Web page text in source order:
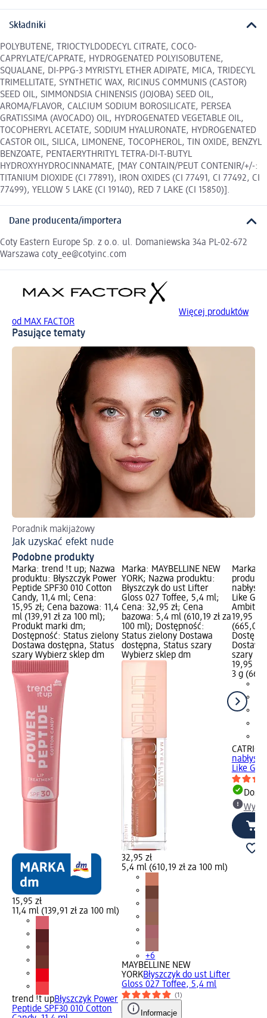
Składniki
POLYBUTENE, TRIOCTYLDODECYL CITRATE, COCO-
CAPRYLATE/CAPRATE, HYDROGENATED POLYISOBUTENE,
SQUALANE, DI-PPG-3 MYRISTYL ETHER ADIPATE, MICA, TRIDECYL
TRIMELLITATE, SYNTHETIC WAX, RICINUS COMMUNIS (CASTOR)
SEED OIL, SIMMONDSIA CHINENSIS (JOJOBA) SEED OIL,
AROMA/FLAVOR, CALCIUM SODIUM BOROSILICATE, PERSEA
GRATISSIMA (AVOCADO) OIL, HYDROGENATED VEGETABLE OIL,
TOCOPHERYL ACETATE, SODIUM HYALURONATE, HYDROGENATED
CASTOR OIL, SILICA, LIMONENE, TOCOPHEROL, TIN OXIDE, BENZYL
BENZOATE, PENTAERYTHRITYL TETRA-DI-T-BUTYL
HYDROXYHYDROCINNAMATE, [MAY CONTAIN/PEUT CONTENIR/+/-:
TITANIUM DIOXIDE (CI 77891), IRON OXIDES (CI 77491, CI 77492, CI
77499), YELLOW 5 LAKE (CI 19140), RED 7 LAKE (CI 15850)].
Dane producenta/importera
Coty Eastern Europe Sp. z o.o. ul. Domaniewska 34a PL-02-672
Warszawa coty_ee@cotyinc.com
Więcej produktów
od MAX FACTOR
Pasujące tematy
Poradnik makijażowy
Jak uzyskać efekt nude
Podobne produkty
Marka: trend !t up; Nazwa
produktu: Błyszczyk Power
Peptide SPF30 010 Cotton
Candy, 11,4 ml; Cena:
15,95 zł; Cena bazowa: 11,4
ml (139,91 zł za 100 ml);
Produkt marki dm;
Dostępność: Status zielony
Dostawa dostępna, Status
szary Wybierz sklep dm
15,95 zł
11,4 ml (139,91 zł za 100 ml)
trend !t upBłyszczyk Power
Peptide SPF30 010 Cotton
Marka: MAYBELLINE NEW
YORK; Nazwa produktu:
Błyszczyk do ust Lifter
Gloss 027 Toffee, 5,4 ml;
Cena: 32,95 zł; Cena
bazowa: 5,4 ml (610,19 zł za
100 ml); Dostępność:
Status zielony Dostawa
dostępna, Status szary
Wybierz sklep dm
32,95 zł
5,4 ml (610,19 zł za 100 ml)
+6
MAYBELLINE NEW
YORKBłyszczyk do ust Lifter
Gloss 027 Toffee, 5,4 ml
(1)
Informacje
Marka:
Like
19,95
(665,00
szary
19,95 zł
3 g
CATRICE
Like